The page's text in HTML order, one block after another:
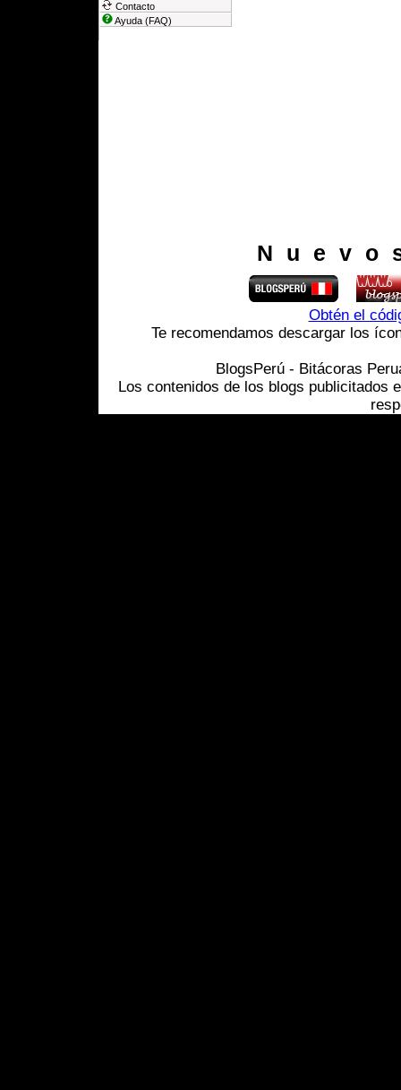
Contacto
Ayuda (FAQ)
Obtén el
Te recomendamos descargar los
BlogsPerú - Bitácoras
Los contenidos de los blogs publicitados